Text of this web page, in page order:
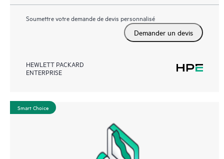
Soumettre votre demande de devis personnalisé
Demander un devis
HEWLETT PACKARD
ENTERPRISE
Smart Choice